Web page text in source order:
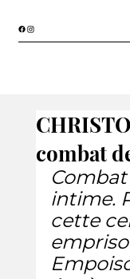
combat
intime.
cette